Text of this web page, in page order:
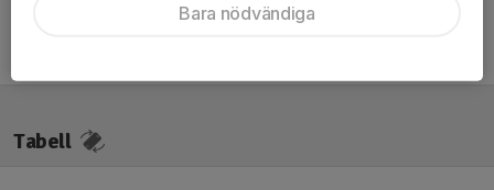
Tabell
Bara nödvändiga